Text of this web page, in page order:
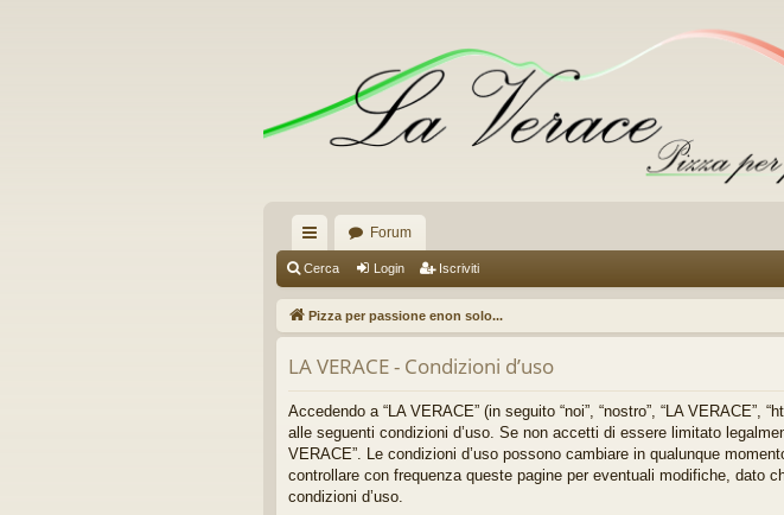
oll
eg
a
m
en
ti
R
Forum
Cerca Login Iscriviti
Pizza per passione enon solo...
LA VERACE - Condizioni d’uso
Accedendo a “LA VERACE” (in seguito “noi”, “nostro”, “LA
alle seguenti condizioni d’uso. Se non accetti di essere limitato
VERACE”. Le condizioni d’uso possono cambiare in qualunque
controllare con frequenza queste pagine per eventuali modifiche, dato
condizioni d’uso.